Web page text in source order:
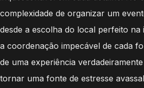
complexidade de organizar um
desde a escolha do local perfeito na
a coordenação impecável de cada
de uma experiência
tornar uma fonte de estresse